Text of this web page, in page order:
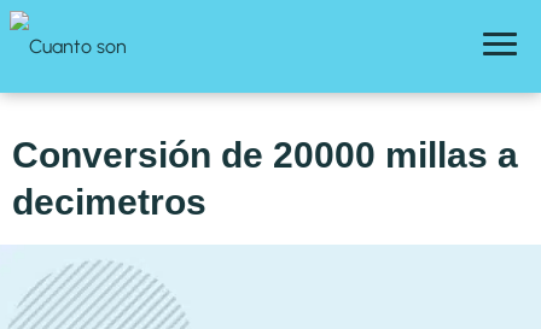
Conversión de 20000 millas a
decimetros